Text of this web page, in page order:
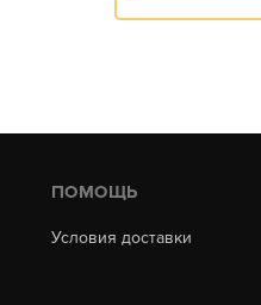
ПОМОЩЬ
Условия доставки